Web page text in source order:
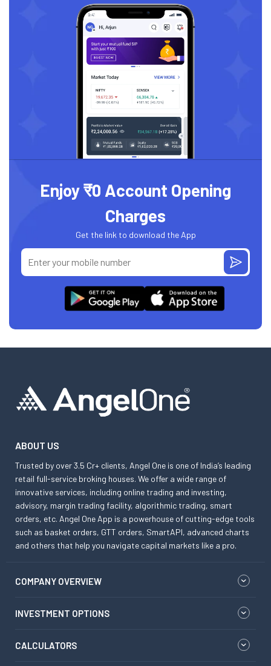
Enjoy ₹0 Account Opening
Charges
Get the link to download the App
ABOUT US
Trusted by over 3.5 Cr+ clients, Angel One is one of India’s leading
retail full-service broking houses. We offer a wide range of
innovative services, including online trading and investing,
advisory, margin trading facility, algorithmic trading, smart
orders, etc. Angel One App is a powerhouse of cutting-edge tools
such as basket orders, GTT orders, SmartAPI, advanced charts
and others that help you navigate capital markets like a pro.
COMPANY OVERVIEW
INVESTMENT OPTIONS
CALCULATORS